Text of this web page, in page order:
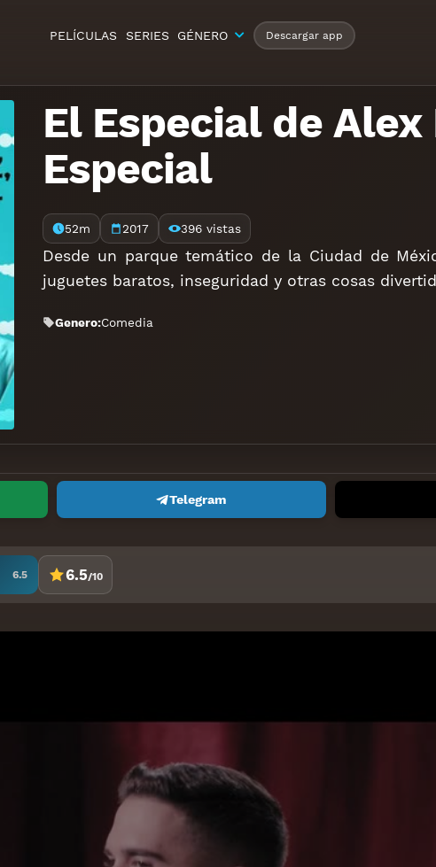
PELÍCULAS SERIES GÉNERO Descargar app
El Especial de
Especial
52m 2017 396 vistas
Desde un parque temático de la Ciudad de
juguetes baratos, inseguridad y otras cosas
Genero:Comedia
Telegram
6.5 6.5/10